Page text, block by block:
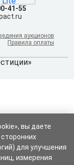
41-55
аукционов
Правила оплаты
вы даете
для улучшения
измерения